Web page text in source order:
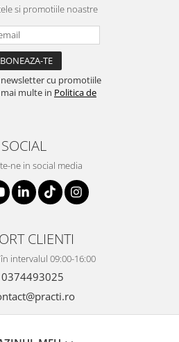
si promotiile noastre
cu promotiile
multe in Politica de
SOCIAL
ne in social media
CLIENTI
intervalul 09:00-16:00
0374493025